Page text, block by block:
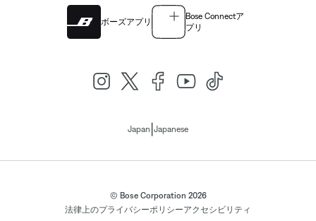
ボーズアプリ
Bose Connectア
プリ
Japan Japanese
© Bose Corporation 2026
法律上のプライバシーポリシーアクセシビリティ